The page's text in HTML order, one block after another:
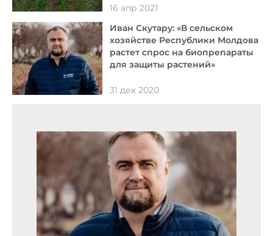
16 апр 2021
Иван Скутару: «В сельском
хозяйстве Республики Молдова
растет спрос на биопрепараты
для защиты растений»
31 дек 2020